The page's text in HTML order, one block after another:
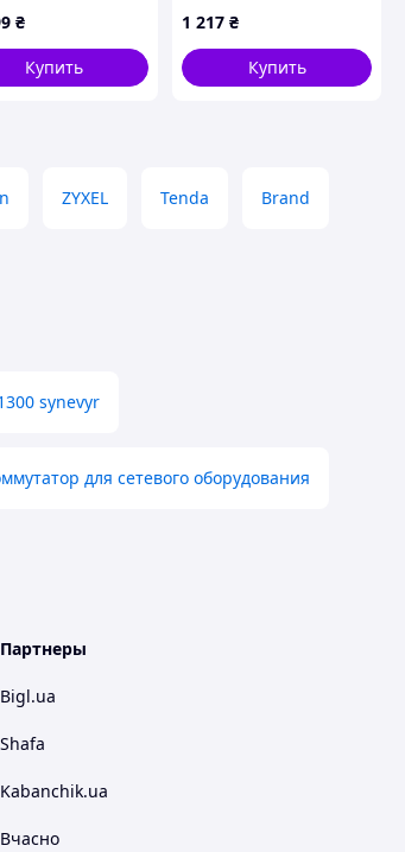
L2
₴
Купить
1 217 ₴
Купить
ZYXEL Tenda Brand
synevyr
для сетевого оборудования
Партнеры
Bigl.ua
Shafa
Kabanchik.ua
Вчасно